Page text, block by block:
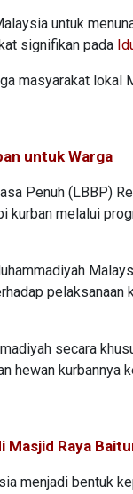
untuk
signifikan pada
masyarakat lokal
untuk Warga
Penuh (LBBP)
kurban melalui
pelaksanaan
secara
hewan kurbannya
Masjid Raya
menjadi bentuk